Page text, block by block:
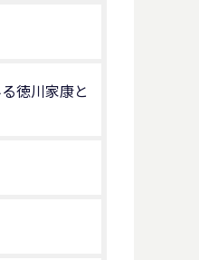
徳川家康と